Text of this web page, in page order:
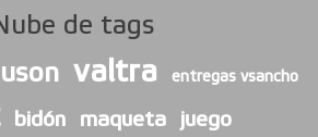
de tags
valtra entregas vsancho
bidón maqueta juego